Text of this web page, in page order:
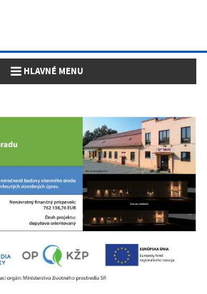
Toggle navigation
HLAVNÉ MENU